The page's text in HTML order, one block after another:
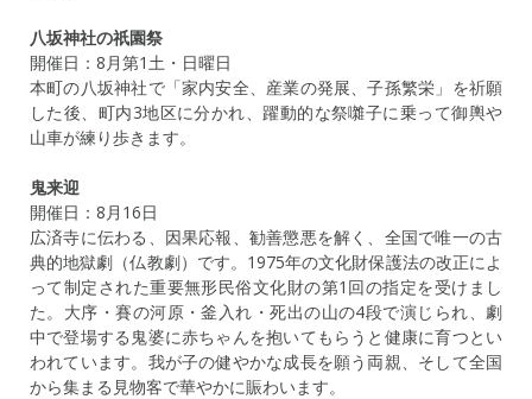
八坂神社の祇園祭
開催日：8月第1土・日曜日
本町の八坂神社で「家内安全、産業の発展、子孫繁栄」を祈願
した後、町内3地区に分かれ、躍動的な祭囃子に乗って御輿や
山車が練り歩きます。
鬼来迎
開催日：8月16日
広済寺に伝わる、因果応報、勧善懲悪を解く、全国で唯一の古
典的地獄劇（仏教劇）です。1975年の文化財保護法の改正によ
って制定された重要無形民俗文化財の第1回の指定を受けまし
た。大序・賽の河原・釜入れ・死出の山の4段で演じられ、劇
中で登場する鬼婆に赤ちゃんを抱いてもらうと健康に育つとい
われています。我が子の健やかな成長を願う両親、そして全国
から集まる見物客で華やかに賑わいます。